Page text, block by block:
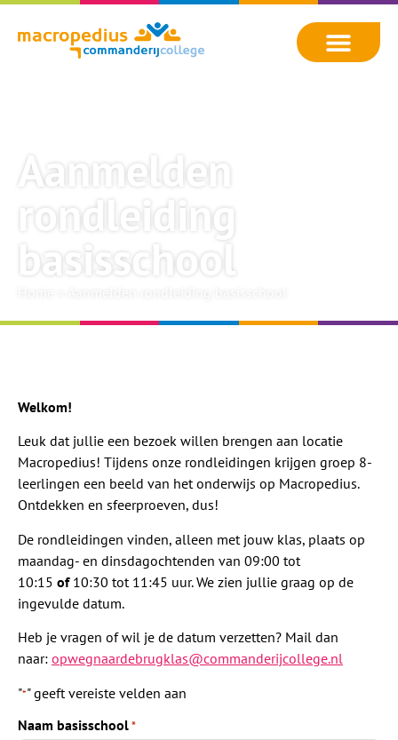
Aanmelden
rondleiding
basisschool
Welkom!
Leuk dat jullie een bezoek willen brengen aan locatie
Macropedius! Tijdens onze rondleidingen krijgen groep 8-
leerlingen een beeld van het onderwijs op Macropedius.
Ontdekken en sfeerproeven, dus!
De rondleidingen vinden, alleen met jouw klas, plaats op
maandag- en dinsdagochtenden van 09:00 tot
10:15 of10:30 tot 11:45 uur. We zien jullie graag op de
ingevulde datum.
Heb je vragen of wil je de datum verzetten? Mail dan
naar: opwegnaardebrugklas@commanderijcollege.nl
"*" geeft vereiste velden aan
Naam basisschool*